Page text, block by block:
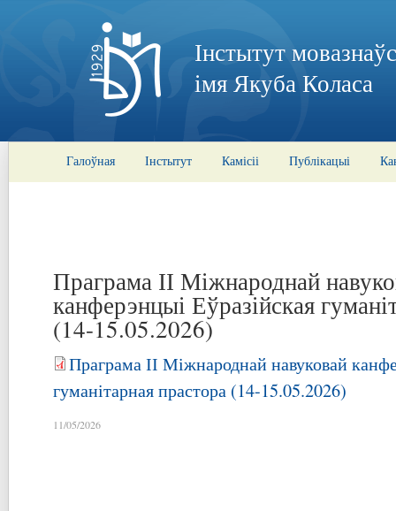
Інстытут
імя Якуба Коласа
Галоўная Інстытут Камісіі Публікацыі
Праграма ІІ Міжнароднай
канферэнцыі Еўразійская
(14-15.05.2026)
Праграма ІІ Міжнароднай навуковай
гуманітарная прастора (14-15.05.2026)
11/05/2026